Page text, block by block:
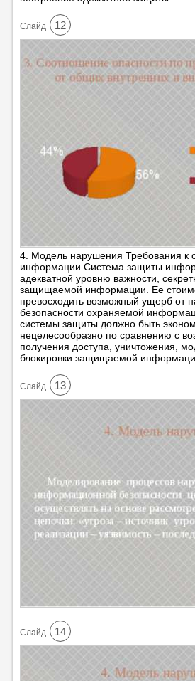
Cлайд 12
4. Модель нарушения Требования к
информации Система защиты
адекватной уровню важности,
защищаемой информации. Ее
превосходить возможный ущерб от
безопасности охраняемой
системы защиты должно быть
нецелесообразно по сравнению с
получения доступа, уничтожения,
блокировки защищаемой
Cлайд 13
Cлайд 14